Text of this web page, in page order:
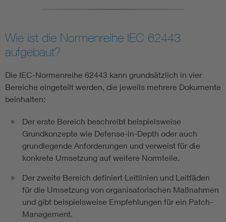
Wie ist die Normenreihe IEC 62443
aufgebaut?
Die IEC-Normenreihe 62443 kann grundsätzlich in vier
Bereiche eingeteilt werden, die jeweils mehrere Dokumente
beinhalten:
Der erste Bereich beschreibt beispielsweise
Grundkonzepte wie Defense-in-Depth oder auch
grundlegende Anforderungen und verweist für die
konkrete Umsetzung auf weitere Normteile.
Der zweite Bereich definiert Leitlinien und Leitfäden
für die Umsetzung von organisatorischen Maßnahmen
und gibt beispielsweise Empfehlungen für ein Patch-
Management.